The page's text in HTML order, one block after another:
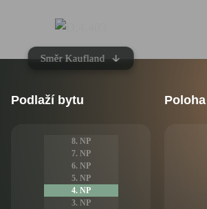
Směr Kaufland
Podlaží bytu
8. NP
7. NP
6. NP
5. NP
4. NP
3. NP